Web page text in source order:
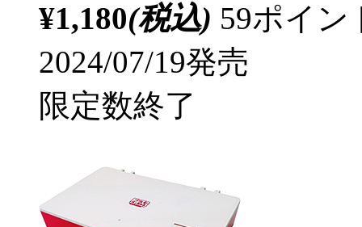
¥1,180(税込) 59ポイ
2024/07/19発売
限定数終了